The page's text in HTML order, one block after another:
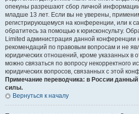
опекуны разрешают сбор личной
младше 13 лет. Если вы не уверены,
регистрирующемуся на конференции, или к
обратитесь за помощью к юрисконсульту.
Limited администрация данной конференции
рекомендаций по правовым вопросам и не
юридических отношений, кроме указанных в
можно связаться по вопросу некорректного
юридических вопросов, связанных с этой
Примечание переводчика: в России
силы.
Вернуться к началу